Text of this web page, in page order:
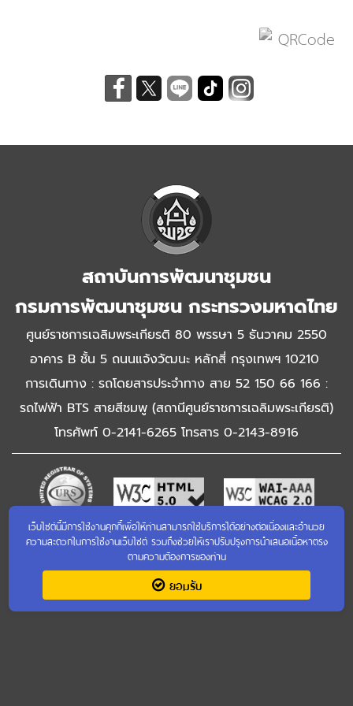
สถาบันการพัฒนาชุมชน
กรมการพัฒนาชุมชน กระทรวงมหาดไทย
ศูนย์ราชการเฉลิมพระเกียรติ 80 พรรษา 5 ธันวาคม 2550
อาคาร B ชั้น 5 ถนนแจ้งวัฒนะ หลักสี่ กรุงเทพฯ 10210
การเดินทาง : รถโดยสารประจำทาง สาย 52 150 66 166 :
รถไฟฟ้า BTS สายสีชมพู (สถานีศูนย์ราชการเฉลิมพระเกียรติ)
โทรศัพท์ 0-2141-6265 โทรสาร 0-2143-8916
เข้าชมเว็บไซต์เก่า
เว็บไซต์นี้มีการใช้งานคุกกี้เพื่อให้ท่านสามารถใช้บริการได้อย่างต่อเนื่องและอำนวย
ความสะดวกในการใช้งานเว็บไซต์ รวมถึงช่วยให้เราปรับปรุงการนำเสนอเนื้อหาตรง
ตามความต้องการของท่าน
ยอมรับ